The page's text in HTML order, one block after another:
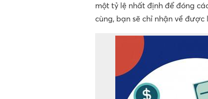
một tỷ lệ nhất định để đóng
cùng, bạn sẽ chỉ nhận về